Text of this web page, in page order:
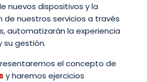
nuevos dispositivos y la
de nuestros servicios a través
automatizarán la experiencia
su gestión.
el concepto de
y haremos ejercicios